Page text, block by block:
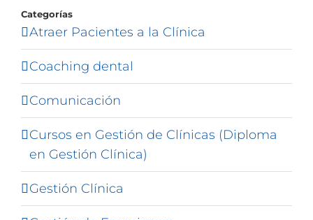
Categorías
Atraer Pacientes a la Clínica
Coaching dental
Comunicación
Cursos en Gestión de Clínicas (Diploma
en Gestión Clínica)
Gestión Clínica